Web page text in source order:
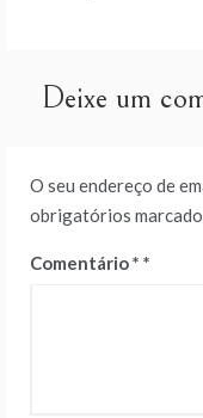
artigos
Deixe um
O seu endereço de
obrigatórios
Comentário*